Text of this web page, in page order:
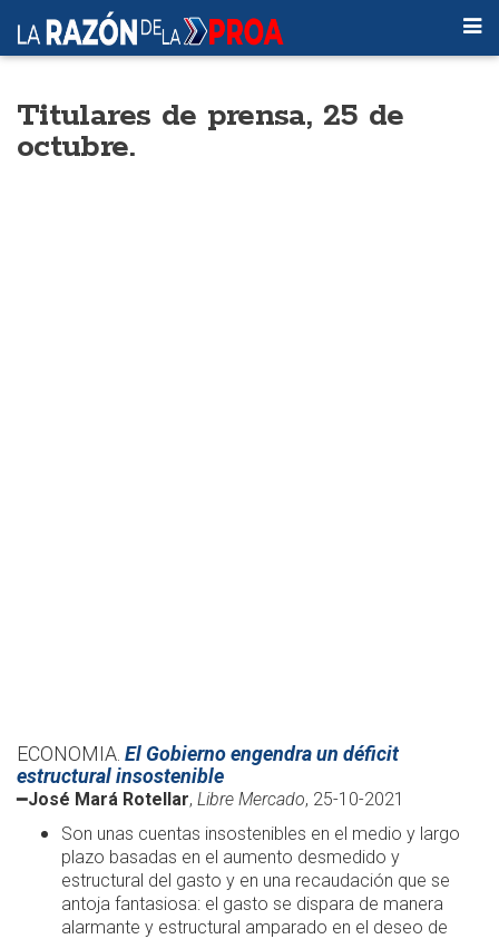
Titulares de prensa, 25 de
octubre.
ECONOMIA. El Gobierno engendra un déficit
estructural insostenible
━José Mará Rotellar, Libre Mercado, 25-10-2021
Son unas cuentas insostenibles en el medio y largo
plazo basadas en el aumento desmedido y
estructural del gasto y en una recaudación que se
antoja fantasiosa: el gasto se dispara de manera
alarmante y estructural amparado en el deseo de